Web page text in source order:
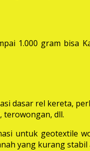
1.000 gram bisa
dasar rel kereta,
terowongan, dll.
untuk geotextile
yang kurang